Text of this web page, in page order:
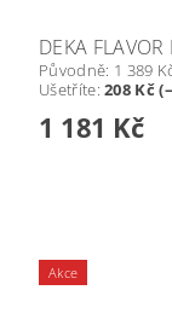
DEKA
Původně: 1 389
Ušetříte:208 Kč
1 181 Kč
Akce